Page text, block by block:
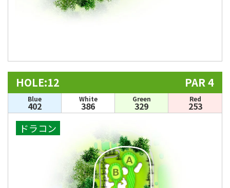
HOLE:12 PAR 4
Blue
402
White
386
Green
329
Red
253
ドラコン